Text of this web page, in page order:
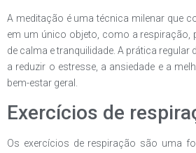
A meditação é uma técnica milenar que
em um único objeto, como a respiração,
de calma e tranquilidade. A prática regular
a reduzir o estresse, a ansiedade e a
bem-estar geral.
Exercícios de
Os exercícios de respiração são uma